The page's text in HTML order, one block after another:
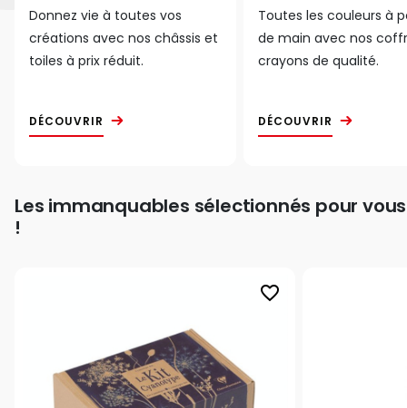
Donnez vie à toutes vos
créations avec nos châssis et
toiles à prix réduit.
DÉCOUVRIR
Toutes les couleurs à
de main avec nos
crayons de qualité.
DÉCOUVRIR
Les immanquables sélectionnés pour vous
!
favorite_border